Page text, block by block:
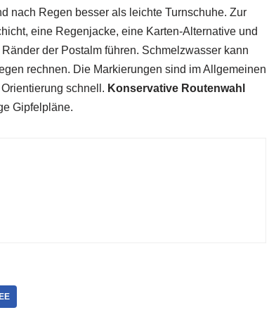
nach Regen besser als leichte Turnschuhe. Zur
eine Regenjacke, eine Karten-Alternative und
der Postalm führen. Schmelzwasser kann
rechnen. Die Markierungen sind im Allgemeinen
schnell. Konservative Routenwahl
Gipfelpläne.